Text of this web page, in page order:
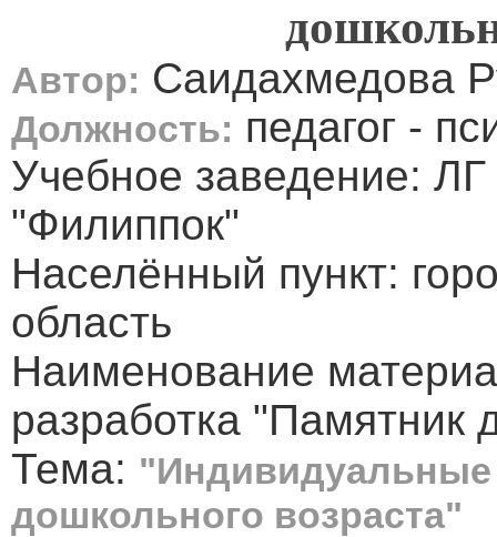
Автор: Саидахмедова
Должность: педагог -
Учебное заведение:
"Филиппок"
Населённый пункт:
область
Наименование
разработка "Памятник
Тема: "Индивидуальные
дошкольного возраста"